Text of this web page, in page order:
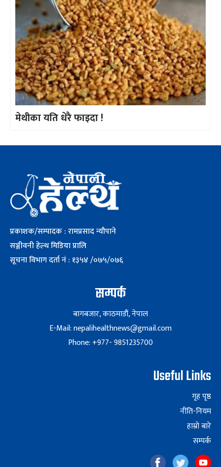
मेथीका यति धेरै फाइदा !
प्रकाशक/सम्पादक : रामप्रसाद न्यौपाने
सञ्जीवनी हेल्थ मिडिया प्रालि
सूचना विभाग दर्ता नं : १३५४ /०७५/०७६
सम्पर्क
बागबजार, काठमाडौं, नेपाल
E-Mail: nepalihealthnews@gmail.com
Phone: +977- 9851235700
Useful Links
गृह पृष्ठ
नीति-नियम
हाम्रो बारे
सम्पर्क